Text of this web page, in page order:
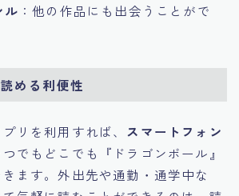
ル ：他の作品にも出会うことがで
める利便性
リを利用すれば、 スマートフォン
でもどこでも『ドラゴンボール』
ます。外出先や通勤・通学中な